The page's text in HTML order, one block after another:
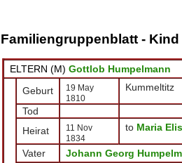
Familiengruppenblatt - Kind
ELTERN (M) Gottlob Humpelmann
Geburt
19 May
1810
Kummeltitz
Tod
Heirat
11 Nov
1834
to Maria
Vater
Johann Georg